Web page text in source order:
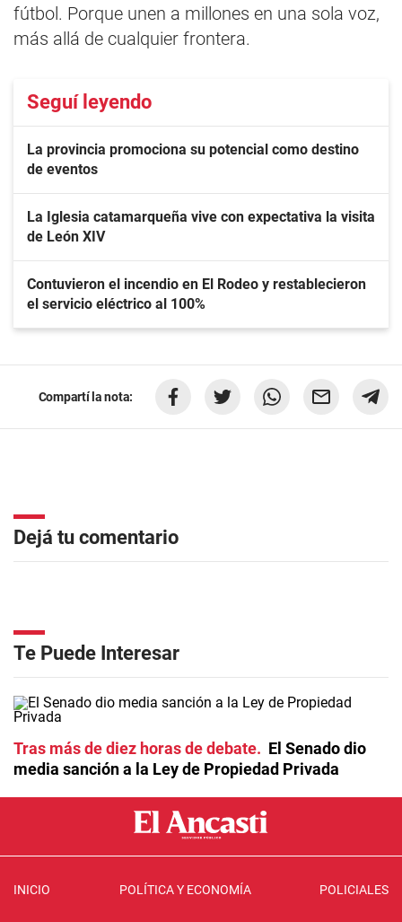
fútbol. Porque unen a millones en una sola voz,
más allá de cualquier frontera.
Seguí leyendo
La provincia promociona su potencial como destino
de eventos
La Iglesia catamarqueña vive con expectativa la visita
de León XIV
Contuvieron el incendio en El Rodeo y restablecieron
el servicio eléctrico al 100%
Compartí la nota:
Dejá tu comentario
Te Puede Interesar
Tras más de diez horas de debate
El Senado dio
media sanción a la Ley de Propiedad Privada
INICIO POLÍTICA Y ECONOMÍA POLICIALES